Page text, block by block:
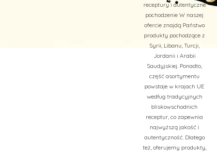
receptury i autentyczne
pochodzenie W naszej
ofercie znajdą Państwo
produkty pochodzące z
Syrii, Libanu, Turcji,
Jordanii i Arabii
Saudyjskiej. Ponadto,
część asortymentu
powstaje w krajach UE
według tradycyjnych
bliskowschodnich
receptur, co zapewnia
najwyższą jakość i
autentyczność. Dlatego
też, oferujemy produkty,